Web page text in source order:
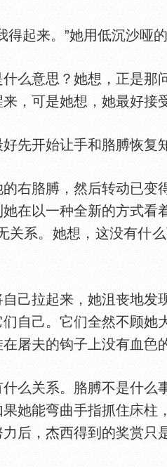
起来。”她用低沉沙哑的
意思？她想，正是那
，可是她想，她最好接
开始让手和胳膊恢复知
胳膊，然后转动已变
她在以一种全新的方式
关系。她想，这没有什
拉起来，她沮丧地发现
自己。它们全然不顾她
屠夫的钩子上没有血
关系。胳膊不是什么事
她能弯曲手指抓住
柱
后，杰西得到的奖赏只